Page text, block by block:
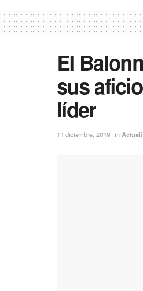
El
sus
líder
11 diciembre, 2019 in